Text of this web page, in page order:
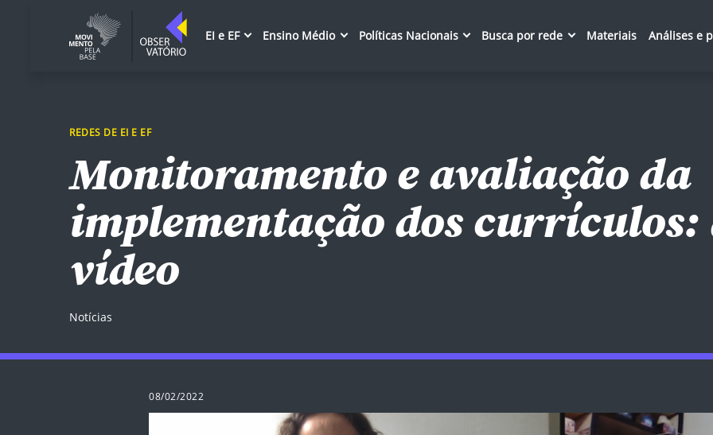
EI e EF Ensino Médio Políticas Nacionais Busca por rede Materiais Análises e
REDES DE EI E EF
Monitoramento e avaliação da
implementação dos currículos:
vídeo
Notícias
08/02/2022